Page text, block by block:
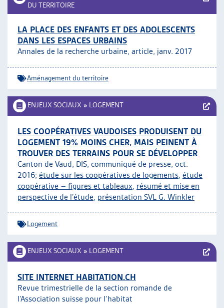
DU TERRITOIRE
LA PLACE DES ENFANTS ET DES ADOLESCENTS
DANS LES ESPACES URBAINS
Annales de la recherche urbaine, article, janv. 2017
Aménagement du territoire
ENJEUX SOCIAUX » LOGEMENT
LES COOPÉRATIVES VAUDOISES PRODUISENT DU
LOGEMENT 19% MOINS CHER, MAIS PEINENT À
TROUVER DES TERRAINS POUR SE DÉVELOPPER
Canton de Vaud, DIS, communiqué de presse, oct.
2016; étude sur les coopératives de logements, étude
coopérative – figures et tableaux, résumé et mise en
perspective de l’étude, présentation SVL G. Winkler
Logement
ENJEUX SOCIAUX » LOGEMENT
SITE INTERNET HABITATION.CH
Revue trimestrielle de la section romande de
l’Association suisse pour l’habitat